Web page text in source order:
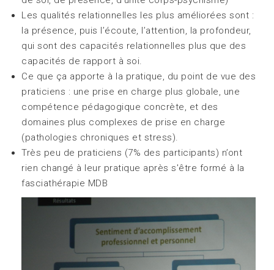
Les qualités relationnelles les plus améliorées sont :
la présence, puis l’écoute, l’attention, la profondeur,
qui sont des capacités relationnelles plus que des
capacités de rapport à soi.
Ce que ça apporte à la pratique, du point de vue des
praticiens : une prise en charge plus globale, une
compétence pédagogique concrète, et des
domaines plus complexes de prise en charge
(pathologies chroniques et stress).
Très peu de praticiens (7% des participants) n’ont
rien changé à leur pratique après s'être formé à la
fasciathérapie MDB